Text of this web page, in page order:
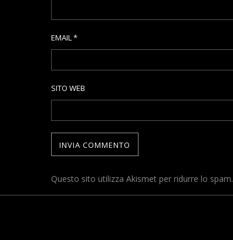
EMAIL*
SITO WEB
Questo sito utilizza Akismet per ridurre lo spam.